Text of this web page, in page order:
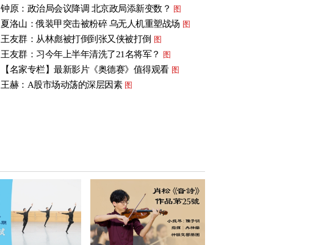
钟原：政治局会议降调 北京政局添新变数？ 图
夏洛山：俄装甲突击被粉碎 乌无人机重塑战场 图
王友群：从林彪被打倒到张又侠被打倒 图
王友群：习今年上半年清洗了21名将军？ 图
【名家专栏】最新影片《奥德赛》值得观看 图
王赫：A股市场动荡的深层因素 图